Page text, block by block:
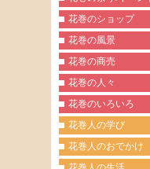
花巻のショップ
花巻の風景
花巻の商売
花巻の人々
花巻のいろいろ
花巻人の学び
花巻人のおでかけ